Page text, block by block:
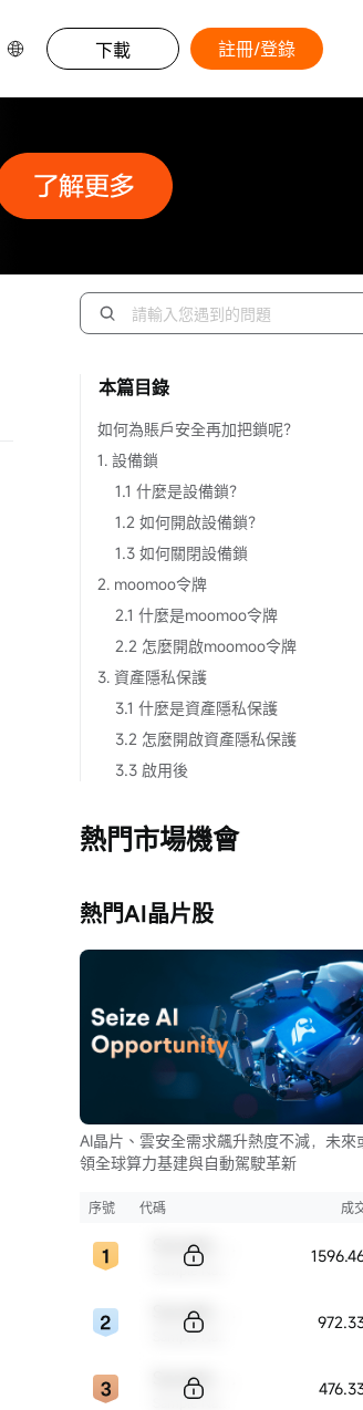
下載 註冊/登錄
本篇目錄
如何為賬戶安全再加把鎖呢？
1. 設備鎖
1.1 什麼是設備鎖？
1.2 如何開啟設備鎖？
1.3 如何關閉設備鎖
2. moomoo令牌
2.1 什麼是moomoo令牌
2.2 怎麼開啟moomoo令牌
3. 資產隱私保護
3.1 什麼是資產隱私保護
3.2 怎麼開啟資產隱私保護
3.3 啟用後
熱門市場機會
熱門AI晶片股
AI晶片、雲安全需求飆升熱度不減，未來
領全球算力基建與自動駕駛革新
序號 代碼 成